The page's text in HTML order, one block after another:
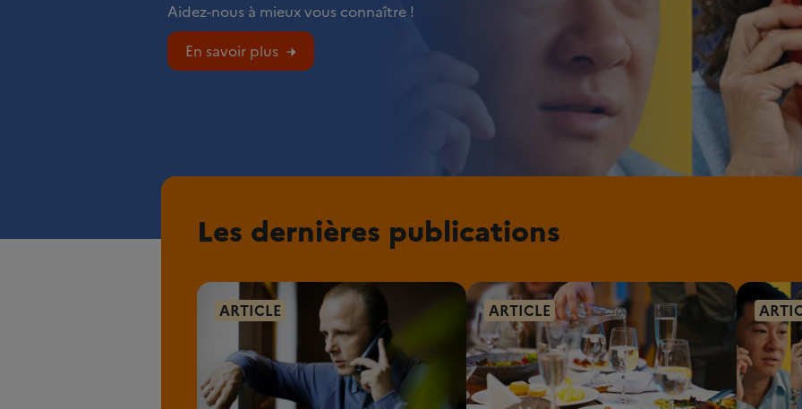
Aidez-nous à mieux vous connaître !
En savoir plus
Les dernières publications
ARTICLE ARTICLE